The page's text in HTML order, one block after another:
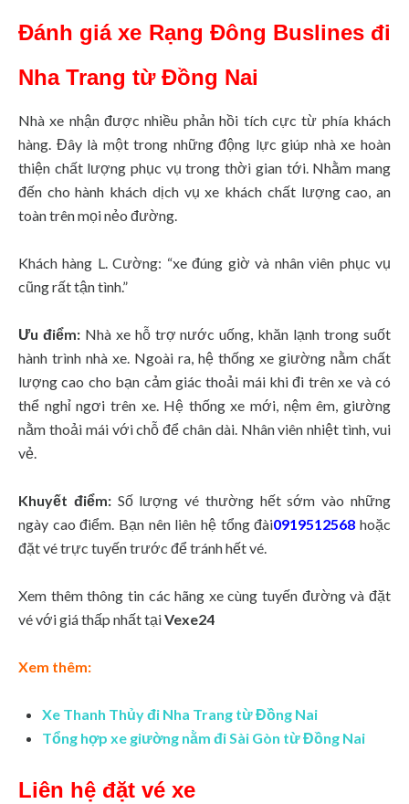
Đánh giá xe Rạng Đông Buslines đi
Nha Trang từ Đồng Nai
Nhà xe nhận được nhiều phản hồi tích cực từ phía khách
hàng. Đây là một trong những động lực giúp nhà xe hoàn
thiện chất lượng phục vụ trong thời gian tới. Nhằm mang
đến cho hành khách dịch vụ xe khách chất lượng cao, an
toàn trên mọi nẻo đường.
Khách hàng L. Cường: “xe đúng giờ và nhân viên phục vụ
cũng rất tận tình.”
Ưu điểm:Nhà xe hỗ trợ nước uống, khăn lạnh trong suốt
hành trình nhà xe. Ngoài ra, hệ thống xe giường nằm chất
lượng cao cho bạn cảm giác thoải mái khi đi trên xe và có
thể nghỉ ngơi trên xe. Hệ thống xe mới, nệm êm, giường
nằm thoải mái với chỗ để chân dài. Nhân viên nhiệt tình, vui
vẻ.
Khuyết điểm:Số lượng vé thường hết sớm vào những
ngày cao điểm. Bạn nên liên hệ tổng đài0919512568 hoặc
đặt vé trực tuyến trước để tránh hết vé.
Xem thêm thông tin các hãng xe cùng tuyến đường và đặt
vé với giá thấp nhất tạiVexe24
Xem thêm:
Xe Thanh Thủy đi Nha Trang từ Đồng Nai
Tổng hợp xe giường nằm đi Sài Gòn từ Đồng Nai
Liên hệ đặt vé xe